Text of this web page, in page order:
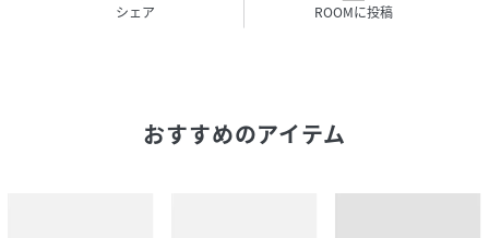
爽やかなグリーンのなかにミュゲやフリージアの透明感が香
ン、ペア、ゼラニウム
シェア ROOMに投稿
おすすめのアイテム